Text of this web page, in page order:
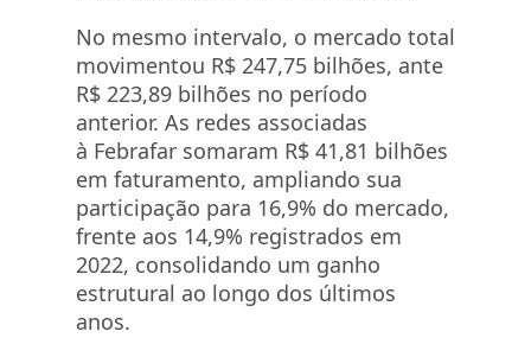
No mesmo intervalo, o mercado total
movimentou R$ 247,75 bilhões, ante
R$ 223,89 bilhões no período
anterior. As redes associadas
à Febrafar somaram R$ 41,81 bilhões
em faturamento, ampliando sua
participação para 16,9% do mercado,
frente aos 14,9% registrados em
2022, consolidando um ganho
estrutural ao longo dos últimos
anos.